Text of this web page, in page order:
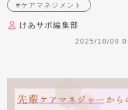
#ケアマネジメント
けあサポ編集部
2025/10/09